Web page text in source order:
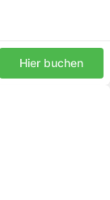
Hier buchen